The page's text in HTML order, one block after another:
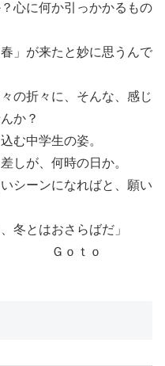
心に何か引っかかるもの
」が来たと妙に思うんで
の折々に、そんな、感じ
か？
む中学生の姿。
しが、何時の日か。
シーンになればと、願い
冬とはおさらばだ」
ｏ